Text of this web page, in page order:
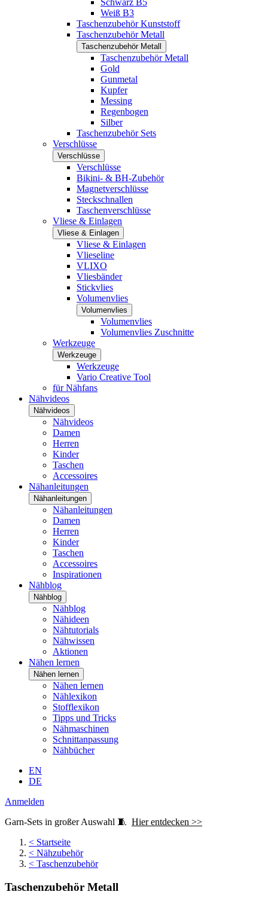
Schwarz B5
Weiß B3
Taschenzubehör Kunststoff
Taschenzubehör Metall
Taschenzubehör Metall
Taschenzubehör Metall
Gold
Gunmetal
Kupfer
Messing
Regenbogen
Silber
Taschenzubehör Sets
Verschlüsse
Verschlüsse
Verschlüsse
Bikini- & BH-Zubehör
Magnetverschlüsse
Steckschnallen
Taschenverschlüsse
Vliese & Einlagen
Vliese & Einlagen
Vliese & Einlagen
Vlieseline
VLIXO
Vliesbänder
Stickvlies
Volumenvlies
Volumenvlies
Volumenvlies
Volumenvlies Zuschnitte
Werkzeuge
Werkzeuge
Werkzeuge
Vario Creative Tool
für Nähfans
Nähvideos
Nähvideos
Nähvideos
Damen
Herren
Kinder
Taschen
Accessoires
Nähanleitungen
Nähanleitungen
Nähanleitungen
Damen
Herren
Kinder
Taschen
Accessoires
Inspirationen
Nähblog
Nähblog
Nähblog
Nähideen
Nähtutorials
Nähwissen
Aktionen
Nähen lernen
Nähen lernen
Nähen lernen
Nählexikon
Stofflexikon
Tipps und Tricks
Nähmaschinen
Schnittanpassung
Nähbücher
EN
DE
Anmelden
Garn-Sets in großer Auswahl 🧵 Hier entdecken >>
< Startseite
< Nähzubehör
< Taschenzubehör
Taschenzubehör Metall